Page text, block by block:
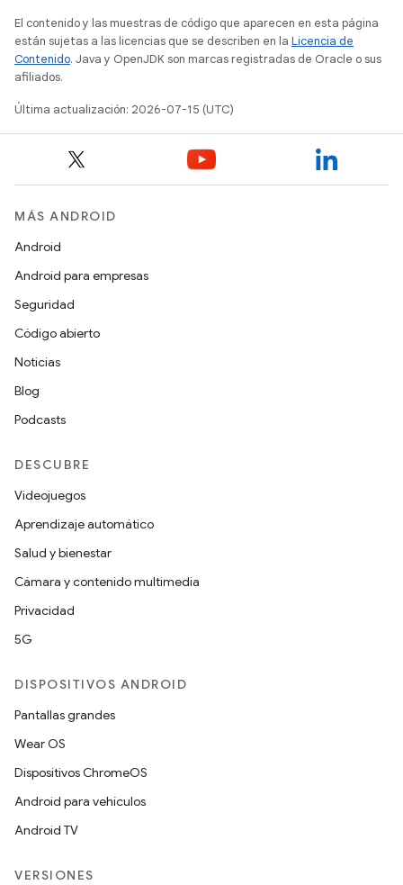
El contenido y las muestras de código que aparecen en esta página
están sujetas a las licencias que se describen en la Licencia de
Contenido. Java y OpenJDK son marcas registradas de Oracle o sus
afiliados.
Última actualización: 2026-07-15 (UTC)
MÁS ANDROID
Android
Android para empresas
Seguridad
Código abierto
Noticias
Blog
Podcasts
DESCUBRE
Videojuegos
Aprendizaje automático
Salud y bienestar
Cámara y contenido multimedia
Privacidad
5G
DISPOSITIVOS ANDROID
Pantallas grandes
Wear OS
Dispositivos ChromeOS
Android para vehículos
Android TV
VERSIONES